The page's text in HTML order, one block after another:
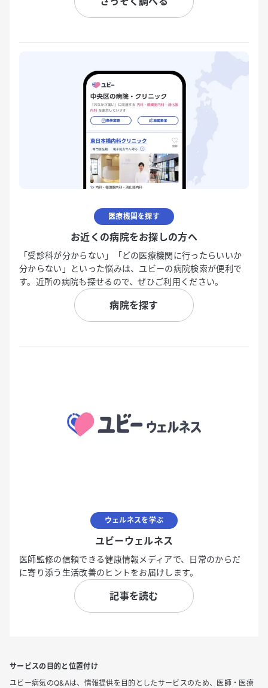
医療機関を探す
お近くの病院をお探しの方へ
「受診科が分からない」「どの医療機関に行ったらいいか
分からない」といった悩みは、ユビーの病院検索が便利で
す。近所の病院も探せるので、ぜひご利用ください。
病院を探す
ウェルネスを学ぶ
ユビーウェルネス
医師監修の信頼できる健康情報メディアで、日常のからだ
に寄り添う生活改善のヒントをお届けします。
記事を読む
サービスの目的と位置付け
ユビー病気のQ&Aは、情報提供を目的としたサービスのため、医師・医療